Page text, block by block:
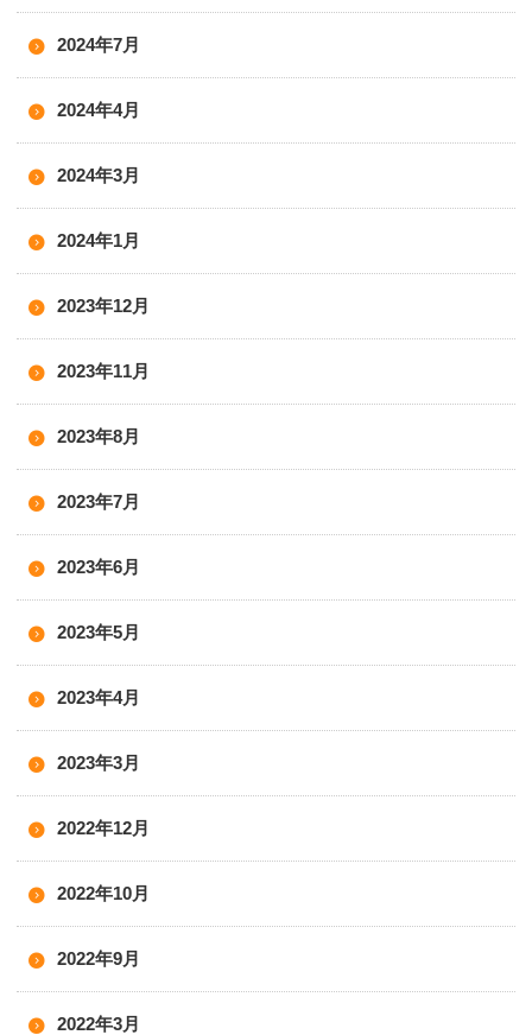
2024年7月
2024年4月
2024年3月
2024年1月
2023年12月
2023年11月
2023年8月
2023年7月
2023年6月
2023年5月
2023年4月
2023年3月
2022年12月
2022年10月
2022年9月
2022年3月